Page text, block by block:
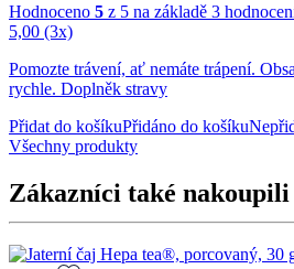
Hodnoceno 5 z 5 na základě 3
5,00 (3x)
Pomozte trávení, ať nemáte trápení.
rychle. Doplněk stravy
Přidat do košíkuPřidáno do košíku
Všechny produkty
Zákazníci také nakoupili